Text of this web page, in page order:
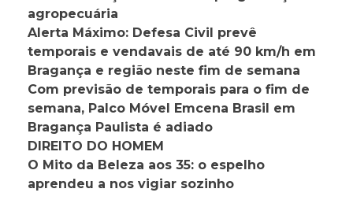
agropecuária
Alerta Máximo: Defesa Civil prevê
temporais e vendavais de até 90 km/h em
Bragança e região neste fim de semana
Com previsão de temporais para o fim de
semana, Palco Móvel Emcena Brasil em
Bragança Paulista é adiado
DIREITO DO HOMEM
O Mito da Beleza aos 35: o espelho
aprendeu a nos vigiar sozinho